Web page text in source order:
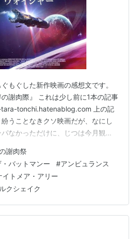
もぐした新作映画の感想文です。
の謝肉際』 これは少し前に1本の記事
tara-tonchi.hatenablog.com 上の記
うことなきクソ映画だが、なにし
なかっただけに、じつは今月観た
リー／湖畔の謝肉祭』カート・コ
らしい『ザ・バットマン』の上映
でもない長さので尻込みしてとりあ
畔な映画を観に行ったら違った意
だった…。詳しいことはあとでブ
謝肉祭
バットマンー #アンビュランス
イトメア・アリー
クシェイク